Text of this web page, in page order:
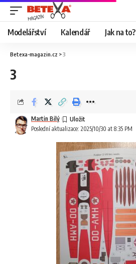
Modelářství Kalendář Jak na to?
Betexa-magazin.cz >3
3
Poslední aktualizace: 2025/10/30 at 8:35 PM
Martin Bilý